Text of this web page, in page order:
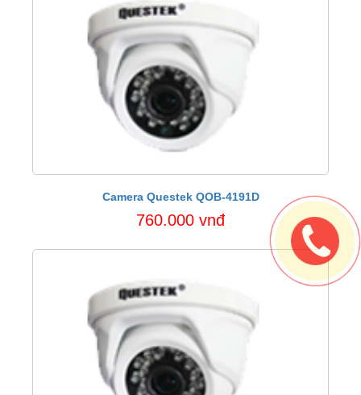
Camera Questek QOB-4191D
760.000 vnđ